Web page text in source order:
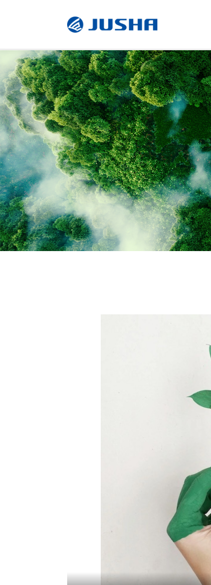
Radiologie Monitor
Chirurgischer Monitor
Software
Maßgeschneidert
Zubehör
Infektionskontrolle